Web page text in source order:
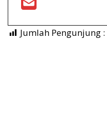
Jumlah Pengunjung :